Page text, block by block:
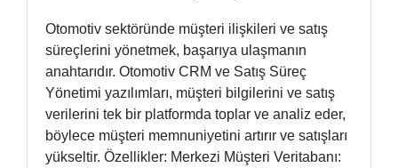
Otomotiv sektöründe müşteri ilişkileri ve satış
süreçlerini yönetmek, başarıya ulaşmanın
anahtarıdır. Otomotiv CRM ve Satış Süreç
Yönetimi yazılımları, müşteri bilgilerini ve satış
verilerini tek bir platformda toplar ve analiz eder,
böylece müşteri memnuniyetini artırır ve satışları
yükseltir. Özellikler: Merkezi Müşteri Veritabanı: